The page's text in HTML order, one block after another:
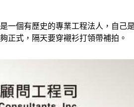
個有歷史的專業工程法人，自己
正式，隔天要穿襯衫打領帶補拍。